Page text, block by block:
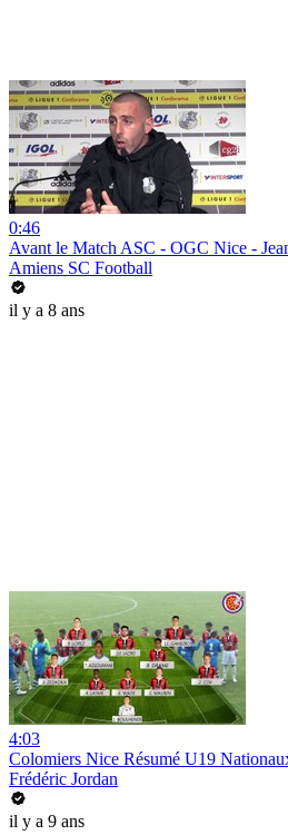
0:46
Avant le Match ASC - OGC Nice -
Amiens SC Football
il y a 8 ans
4:03
Colomiers Nice Résumé U19
Frédéric Jordan
il y a 9 ans